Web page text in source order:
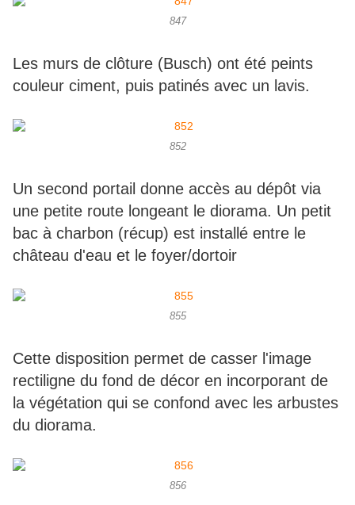
847
Les murs de clôture (Busch) ont été peints
couleur ciment, puis patinés avec un lavis.
852
Un second portail donne accès au dépôt via
une petite route longeant le diorama. Un petit
bac à charbon (récup) est installé entre le
château d'eau et le foyer/dortoir
855
Cette disposition permet de casser l'image
rectiligne du fond de décor en incorporant de
la végétation qui se confond avec les arbustes
du diorama.
856